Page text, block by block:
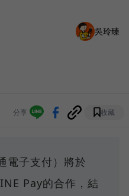
吳玲臻
分享 收藏
電子支付）將於
Pay的合作，結